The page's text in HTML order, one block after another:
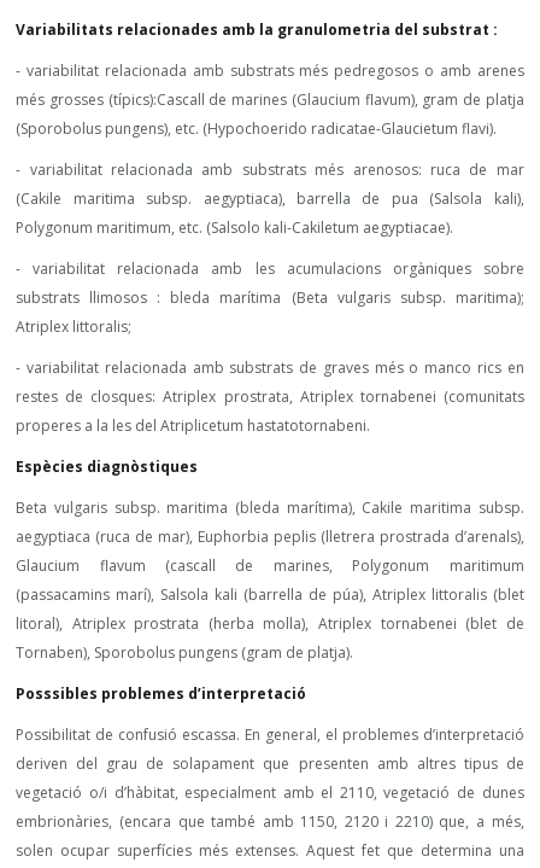
Variabilitats relacionades amb la granulometria del substrat :
- variabilitat relacionada amb substrats més pedregosos o amb arenes
més grosses (típics):Cascall de marines (Glaucium flavum), gram de platja
(Sporobolus pungens), etc. (Hypochoerido radicatae-Glaucietum flavi).
- variabilitat relacionada amb substrats més arenosos: ruca de mar
(Cakile maritima subsp. aegyptiaca), barrella de pua (Salsola kali),
Polygonum maritimum, etc. (Salsolo kali-Cakiletum aegyptiacae).
- variabilitat relacionada amb les acumulacions orgàniques sobre
substrats llimosos : bleda marítima (Beta vulgaris subsp. maritima);
Atriplex littoralis;
- variabilitat relacionada amb substrats de graves més o manco rics en
restes de closques: Atriplex prostrata, Atriplex tornabenei (comunitats
properes a la les del Atriplicetum hastatotornabeni.
Espècies diagnòstiques
Beta vulgaris subsp. maritima (bleda marítima), Cakile maritima subsp.
aegyptiaca (ruca de mar), Euphorbia peplis (lletrera prostrada d’arenals),
Glaucium flavum (cascall de marines, Polygonum maritimum
(passacamins marí), Salsola kali (barrella de púa), Atriplex littoralis (blet
litoral), Atriplex prostrata (herba molla), Atriplex tornabenei (blet de
Tornaben), Sporobolus pungens (gram de platja).
Posssibles problemes d’interpretació
Possibilitat de confusió escassa. En general, el problemes d’interpretació
deriven del grau de solapament que presenten amb altres tipus de
vegetació o/i d’hàbitat, especialment amb el 2110, vegetació de dunes
embrionàries, (encara que també amb 1150, 2120 i 2210) que, a més,
solen ocupar superfícies més extenses. Aquest fet que determina una